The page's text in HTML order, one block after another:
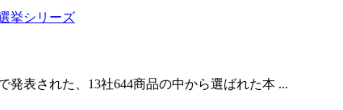
挙シリーズ
発表された、13社644商品の中から選ばれた本 ...